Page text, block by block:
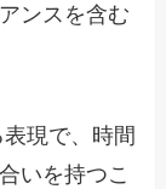
ンスを含む
現で、時間
いを持つこ